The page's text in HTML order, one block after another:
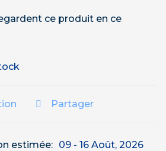
ce produit en ce
Partager
estimée: 09 - 16 Août, 2026